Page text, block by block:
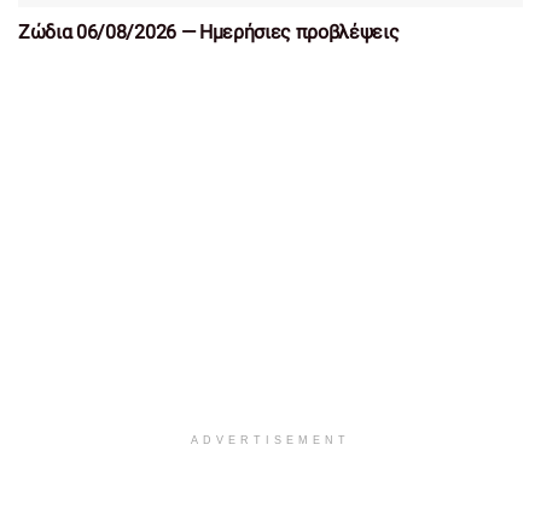
Ζώδια 06/08/2026 — Ημερήσιες προβλέψεις
ADVERTISEMENT